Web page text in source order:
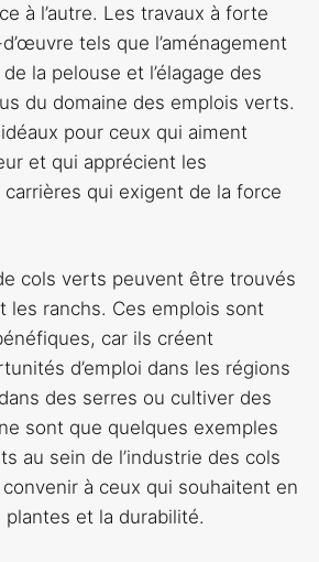
à l’autre. Les travaux à forte
tels que l’aménagement
la pelouse et l’élagage des
du domaine des emplois verts.
pour ceux qui aiment
et qui apprécient les
qui exigent de la force
cols verts peuvent être trouvés
les ranchs. Ces emplois sont
car ils créent
d’emploi dans les régions
des serres ou cultiver des
sont que quelques exemples
au sein de l’industrie des cols
à ceux qui souhaitent en
et la durabilité.